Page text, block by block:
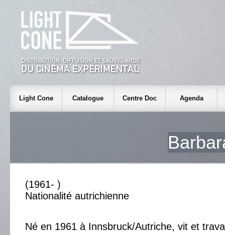
Light Cone Catalogue Centre Doc Agenda
(1961- )
Nationalité autrichienne
Né en 1961 à Innsbruck/Autriche, vit et